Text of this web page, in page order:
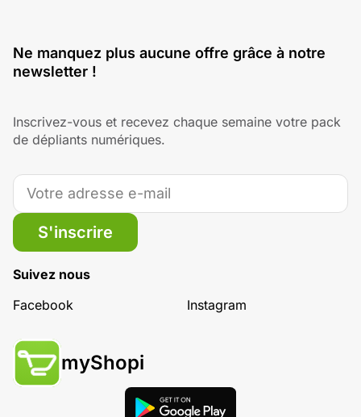
Ne manquez plus aucune offre grâce à notre
newsletter !
Inscrivez-vous et recevez chaque semaine votre pack
de dépliants numériques.
S'inscrire
Suivez nous
Facebook
Instagram
myShopi